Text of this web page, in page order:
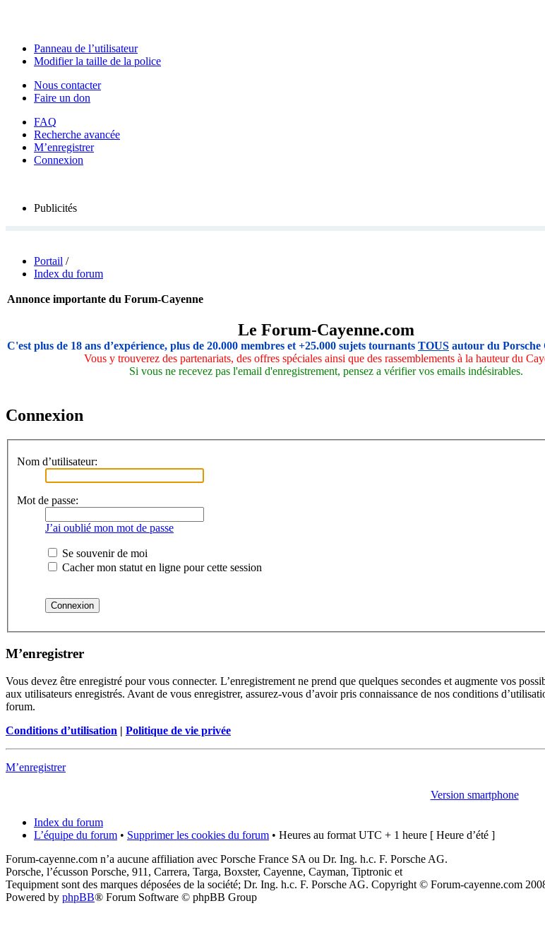
Panneau de l’utilisateur
Modifier la taille de la police
Nous contacter
Faire un don
FAQ
Recherche avancée
M’enregistrer
Connexion
Publicités
Portail /
Index du forum
Annonce importante du Forum-Cayenne
Le Forum-Cayenne.com
C'est plus de 18 ans d’expérience, plus de 20.000 membres et +25.000 sujets tournants TOUS autour du Porsche
Vous y trouverez des partenariats, des offres spéciales ainsi que des rassemblements à la hauteur du
Si vous ne recevez pas l'email d'enregistrement, pensez a vérifier vos emails indésirables.
Connexion
Nom d’utilisateur:
Mot de passe:
J’ai oublié mon mot de passe
Se souvenir de moi
Cacher mon statut en ligne pour cette session
M’enregistrer
Vous devez être enregistré pour vous connecter. L’enregistrement ne prend que quelques secondes et augmente vos
aux utilisateurs enregistrés. Avant de vous enregistrer, assurez-vous d’avoir pris connaissance de nos conditions
forum.
Conditions d’utilisation | Politique de vie privée
M’enregistrer
Version smartphone
Index du forum
L’équipe du forum • Supprimer les cookies du forum • Heures au format UTC + 1 heure [ Heure d’été ]
Forum-cayenne.com n’a aucune affiliation avec Porsche France SA ou Dr. Ing. h.c. F. Porsche AG.
Porsche, l’écusson Porsche, 911, Carrera, Targa, Boxster, Cayenne, Cayman, Tiptronic et
Tequipment sont des marques déposées de la société; Dr. Ing. h.c. F. Porsche AG. Copyright © Forum-cayenne.com
Powered by phpBB® Forum Software © phpBB Group